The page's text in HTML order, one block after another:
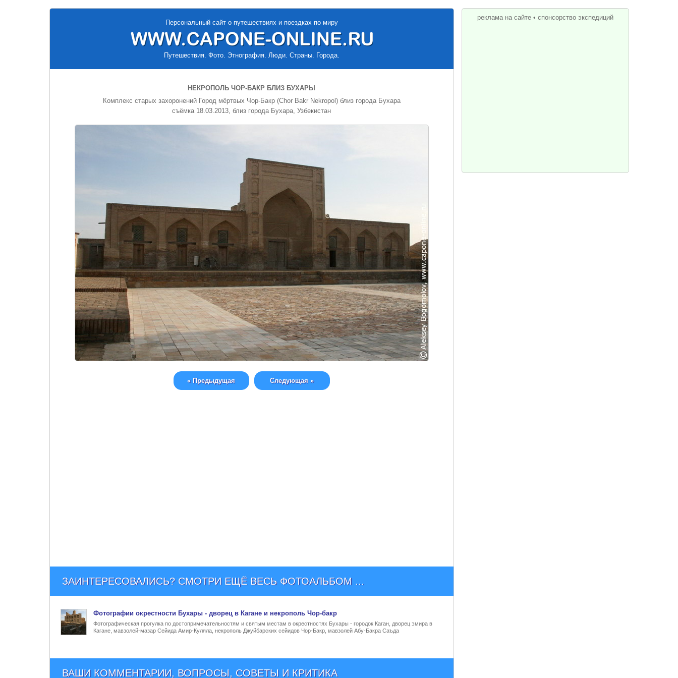
Персональный сайт о путешествиях и поездках по миру
Путешествия. Фото. Этнография. Люди. Страны. Города.
НЕКРОПОЛЬ ЧОР-БАКР БЛИЗ БУХАРЫ
Комплекс старых захоронений Город мёртвых Чор-Бакр (Chor Bakr Nekropol) близ города Бухара
съёмка 18.03.2013, близ города Бухара, Узбекистан
« Предыдущая Следующая »
ЗАИНТЕРЕСОВАЛИСЬ? СМОТРИ ЕЩЁ ВЕСЬ ФОТОАЛЬБОМ ...
Фотографии окрестности Бухары - дворец в Кагане и некрополь Чор-бакр
Фотографическая прогулка по достопримечательностям и святым местам в окрестностях Бухары - городок Каган, дворец эмира в
Кагане, мавзолей-мазар Сейида Амир-Куляла, некрополь Джуйбарских сейидов Чор-Бакр, мавзолей Абу-Бакра Саъда
ВАШИ КОММЕНТАРИИ, ВОПРОСЫ, СОВЕТЫ И КРИТИКА
реклама на сайте• спонсорство экспедиций